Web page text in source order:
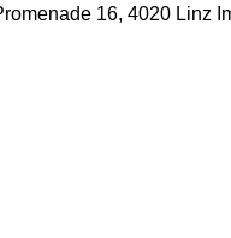
16, 4020 Linz